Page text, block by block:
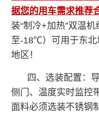
据您的用车需求推荐
装“制冷+加热”双温
至-18℃）可用于东北
地区！
四、选装配置：
侧门、温度实时监控
面料必须选装不锈钢